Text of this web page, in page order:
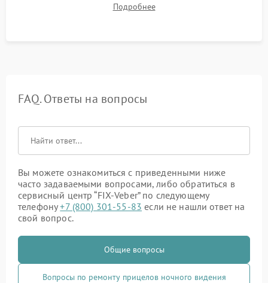
темноте, дальности обнаружения и корректной работы всех
Подробнее
FAQ. Ответы на вопросы
Вы можете ознакомиться с приведенными ниже
часто задаваемыми вопросами, либо обратиться в
сервисный центр “FIX-Veber” по следующему
телефону+7 (800) 301-55-83 если не нашли ответ на
свой вопрос.
Общие вопросы
Вопросы по ремонту прицелов ночного видения